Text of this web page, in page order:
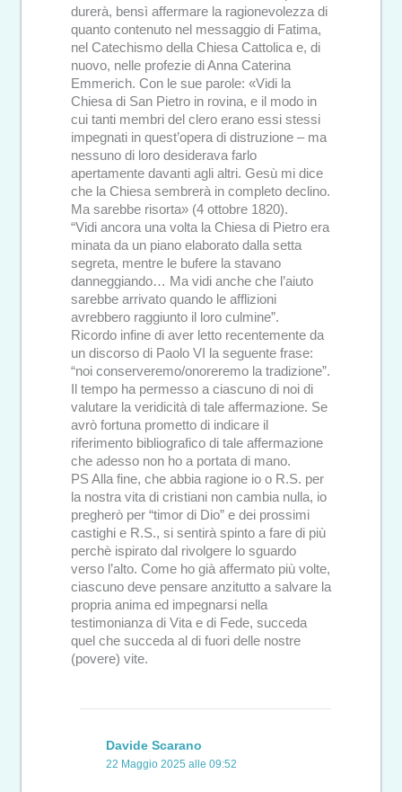
durerà, bensì affermare la ragionevolezza di
quanto contenuto nel messaggio di Fatima,
nel Catechismo della Chiesa Cattolica e, di
nuovo, nelle profezie di Anna Caterina
Emmerich. Con le sue parole: «Vidi la
Chiesa di San Pietro in rovina, e il modo in
cui tanti membri del clero erano essi stessi
impegnati in quest’opera di distruzione – ma
nessuno di loro desiderava farlo
apertamente davanti agli altri. Gesù mi dice
che la Chiesa sembrerà in completo declino.
Ma sarebbe risorta» (4 ottobre 1820).
“Vidi ancora una volta la Chiesa di Pietro era
minata da un piano elaborato dalla setta
segreta, mentre le bufere la stavano
danneggiando… Ma vidi anche che l’aiuto
sarebbe arrivato quando le afflizioni
avrebbero raggiunto il loro culmine”.
Ricordo infine di aver letto recentemente da
un discorso di Paolo VI la seguente frase:
“noi conserveremo/onoreremo la tradizione”.
Il tempo ha permesso a ciascuno di noi di
valutare la veridicità di tale affermazione. Se
avrò fortuna prometto di indicare il
riferimento bibliografico di tale affermazione
che adesso non ho a portata di mano.
PS Alla fine, che abbia ragione io o R.S. per
la nostra vita di cristiani non cambia nulla, io
pregherò per “timor di Dio” e dei prossimi
castighi e R.S., si sentirà spinto a fare di più
perchè ispirato dal rivolgere lo sguardo
verso l’alto. Come ho già affermato più volte,
ciascuno deve pensare anzitutto a salvare la
propria anima ed impegnarsi nella
testimonianza di Vita e di Fede, succeda
quel che succeda al di fuori delle nostre
(povere) vite.
Davide Scarano
22 Maggio 2025 alle 09:52